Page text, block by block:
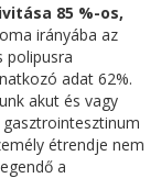
85 %-os,
irányába az
polipusra
adat 62%.
akut és vagy
étrendje nem
a